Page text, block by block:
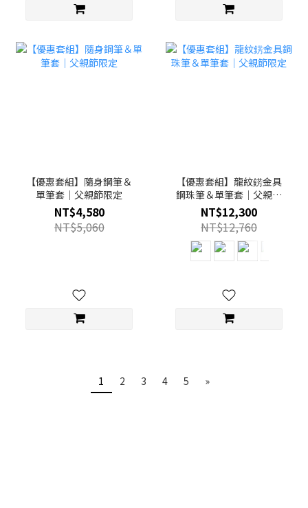
【優惠套組】隨身鋼筆＆
單筆套｜父親節限定
NT$4,580
NT$5,060
【優惠套組】龍紋錺金具
鋼珠筆＆單筆套｜父親節
限定
NT$12,300
NT$12,760
1 2 3 4 5 »